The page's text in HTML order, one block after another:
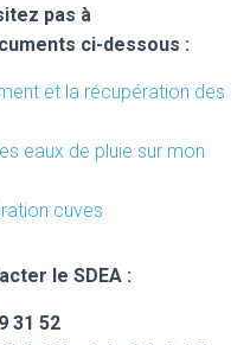
pas à
ci-dessous :
et la récupération des
eaux de pluie sur mon
cuves
le SDEA :
31 52